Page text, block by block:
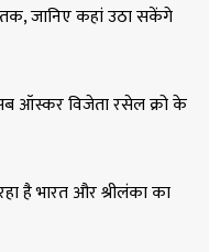
जानिए कहां उठा सकेंगे
ऑस्कर विजेता रसेल क्रो के
है भारत और श्रीलंका का